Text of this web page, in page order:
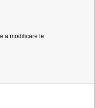
a modificare le